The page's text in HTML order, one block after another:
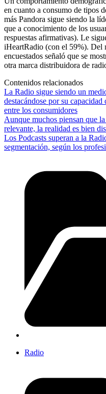
en cuanto a consumo de tipos
más Pandora sigue siendo la
que a conocimiento de los
respuestas afirmativas). Le
iHeartRadio (con el 59%). Del
encuestados señaló que se
otra marca distribuidora de
Contenidos relacionados
La Radio sigue siendo un
destacándose por su
entre los consumidores
Aunque muchos piensan que
relevante, la realidad es bien
Los Podcasts superan a la
segmentación, según los
Radio